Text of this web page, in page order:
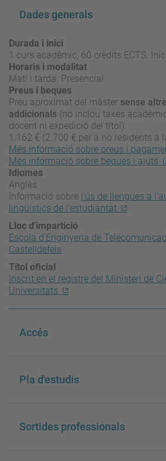
Dades generals
Durada i inici
1 curs acadèmic, 60 crèdits ECTS.
Horaris i modalitat
Matí i tarda. Presencial
Preus i beques
Preu aproximat del màster sense
addicionals (no inclou taxes
docent ni expedició del títol):
1.162 € (2.700 € per a no residents a
Més informació sobre preus i
Més informació sobre beques i ajuts
Idiomes
Anglès
Informació sobre l'ús de llengües a
lingüístics de l'estudiantat
.
Lloc d'impartició
Escola d'Enginyeria de
Castelldefels
Títol oficial
Inscrit en el registre del Ministeri de
Universitats
Accés
Pla d'estudis
Sortides professionals